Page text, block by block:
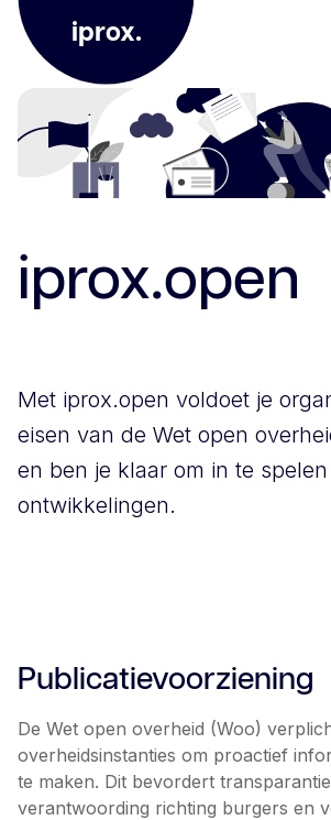
iprox.
iprox.open
Met iprox.open voldoet je
eisen van de Wet open
en ben je klaar om in te
ontwikkelingen.
Publicatievoorziening
De Wet open overheid (Woo)
overheidsinstanties om proactief
te maken. Dit bevordert
verantwoording richting burgers en